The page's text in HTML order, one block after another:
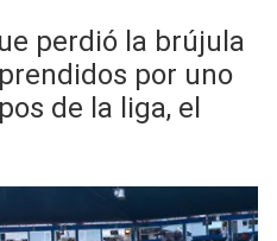
perdió la brújula
por uno
de la liga, el